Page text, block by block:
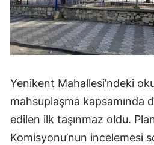
Yenikent Mahallesi’ndeki
mahsuplaşma kapsamında
edilen ilk taşınmaz oldu.
Komisyonu’nun incelemesi